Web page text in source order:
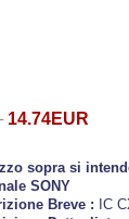
14.74EUR
sopra si
SONY
Breve : IC